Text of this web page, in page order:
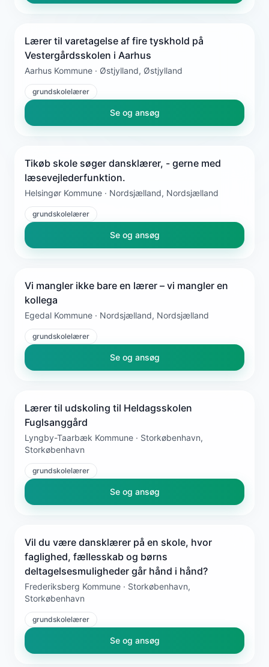
Lærer til varetagelse af fire tyskhold på
Vestergårdsskolen i Aarhus
Aarhus Kommune · Østjylland, Østjylland
grundskolelærer
Se og ansøg
Tikøb skole søger dansklærer, - gerne med
læsevejlederfunktion.
Helsingør Kommune · Nordsjælland, Nordsjælland
grundskolelærer
Se og ansøg
Vi mangler ikke bare en lærer – vi mangler en
kollega
Egedal Kommune · Nordsjælland, Nordsjælland
grundskolelærer
Se og ansøg
Lærer til udskoling til Heldagsskolen
Fuglsanggård
Lyngby-Taarbæk Kommune · Storkøbenhavn,
Storkøbenhavn
grundskolelærer
Se og ansøg
Vil du være dansklærer på en skole, hvor
faglighed, fællesskab og børns
deltagelsesmuligheder går hånd i hånd?
Frederiksberg Kommune · Storkøbenhavn,
Storkøbenhavn
grundskolelærer
Se og ansøg